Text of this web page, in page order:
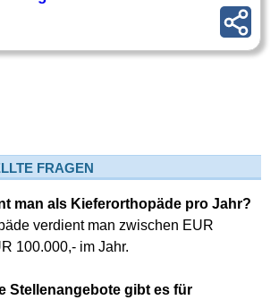
FRAGEN
man als Kieferorthopäde pro Jahr?
verdient man zwischen EUR
100.000,- im Jahr.
Stellenangebote gibt es für